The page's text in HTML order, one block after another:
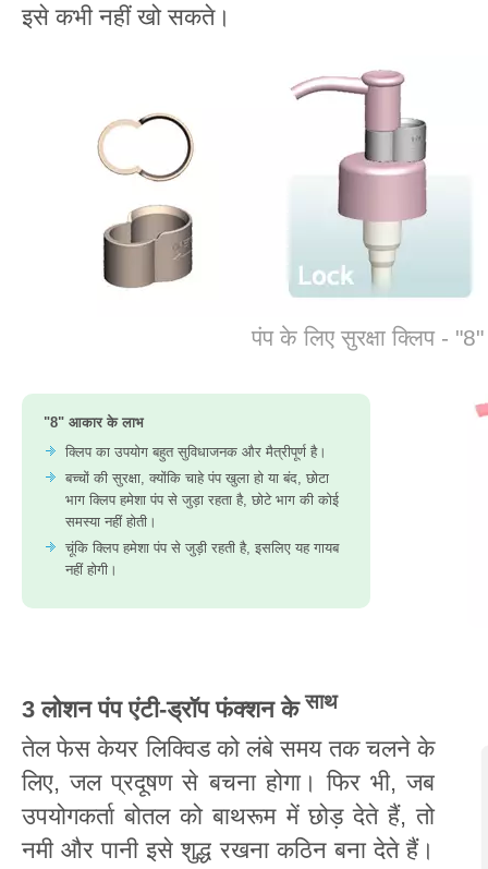
इसे कभी नहीं खो सकते।
पंप के लिए सुरक्षा क्लिप -
"8" आकार के लाभ
क्लिप का उपयोग बहुत सुविधाजनक और मैत्रीपूर्ण है।
बच्चों की सुरक्षा, क्योंकि चाहे पंप खुला हो या बंद, छोटा
भाग क्लिप हमेशा पंप से जुड़ा रहता है, छोटे भाग की कोई
समस्या नहीं होती।
चूंकि क्लिप हमेशा पंप से जुड़ी रहती है, इसलिए यह गायब
नहीं होगी।
3 लोशन पंप एंटी-ड्रॉप फंक्शन केसाथ
तेल फेस केयर लिक्विड को लंबे समय तक चलने के
लिए, जल प्रदूषण से बचना होगा। फिर भी, जब
उपयोगकर्ता बोतल को बाथरूम में छोड़ देते हैं, तो
नमी और पानी इसे शुद्ध रखना कठिन बना देते हैं।